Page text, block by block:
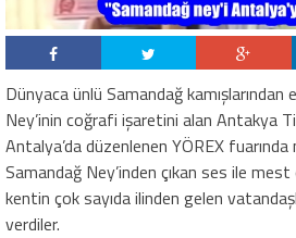
Dünyaca ünlü Samandağ kamışlarından
Ney’inin coğrafi işaretini alan Antakya
Antalya’da düzenlenen YÖREX fuarında
Samandağ Ney’inden çıkan ses ile
kentin çok sayıda ilinden gelen
verdiler.